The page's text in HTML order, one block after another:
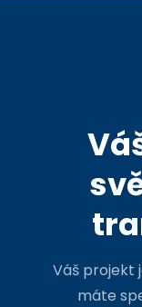
Váš projekt
máte